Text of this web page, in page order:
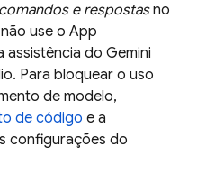
comandos e respostasno
use o App
assistência do Gemini
. Para bloquear o uso
de modelo,
de código e a
configurações do